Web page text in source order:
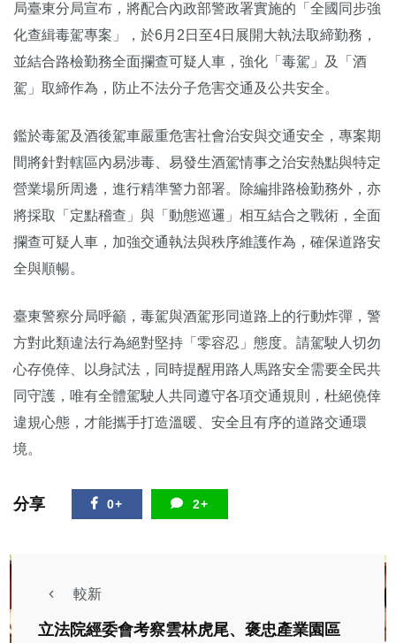
局臺東分局宣布，將配合內政部警政署實施的「全國同步強
化查緝毒駕專案」，於6月2日至4日展開大執法取締勤務，
並結合路檢勤務全面攔查可疑人車，強化「毒駕」及「酒
駕」取締作為，防止不法分子危害交通及公共安全。
鑑於毒駕及酒後駕車嚴重危害社會治安與交通安全，專案期
間將針對轄區內易涉毒、易發生酒駕情事之治安熱點與特定
營業場所周邊，進行精準警力部署。除編排路檢勤務外，亦
將採取「定點稽查」與「動態巡邏」相互結合之戰術，全面
攔查可疑人車，加強交通執法與秩序維護作為，確保道路安
全與順暢。
臺東警察分局呼籲，毒駕與酒駕形同道路上的行動炸彈，警
方對此類違法行為絕對堅持「零容忍」態度。請駕駛人切勿
心存僥倖、以身試法，同時提醒用路人馬路安全需要全民共
同守護，唯有全體駕駛人共同遵守各項交通規則，杜絕僥倖
違規心態，才能攜手打造溫暖、安全且有序的道路交通環
境。
分享 0+ 2+
較新
立法院經委會考察雲林虎尾、褒忠產業園區